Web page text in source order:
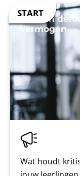
Kritisch
vermogen
Wat houdt